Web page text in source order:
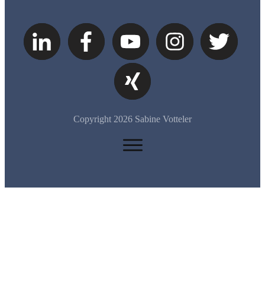
Copyright 2026 Sabine Votteler